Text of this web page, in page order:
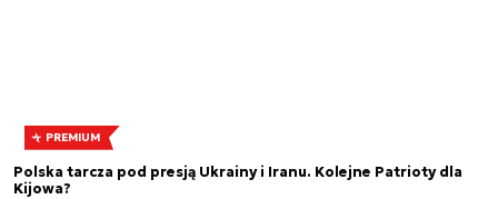
PREMIUM
Polska tarcza pod presją Ukrainy i Iranu. Kolejne Patrioty dla
Kijowa?